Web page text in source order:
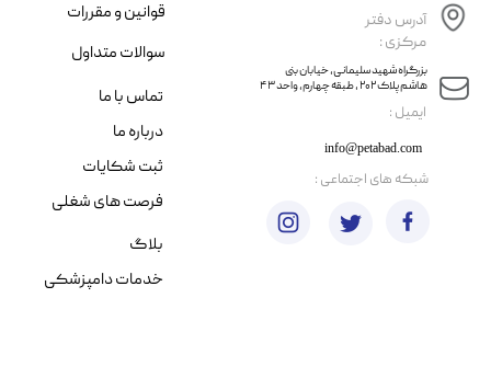
​ایمیل :
آدرس دفتر
مرکزی :
info@petabad.com
​​بزرگراه شهید سلیمانی، خیابان بنی
هاشم پلاک ۲۰۲ ، طبقه چهارم، واحد ۴۳
قوانین و مقررات
سوالات متداول
تماس با ما
درباره ما
ثبت شکایات
فرصت های شغلی
​شبکه های اجتماعی :
بلاگ
خدمات دامپزشکی